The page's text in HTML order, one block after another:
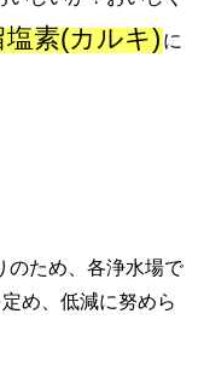
塩素(カルキ)に
のため、各浄水場で
め、低減に努めら